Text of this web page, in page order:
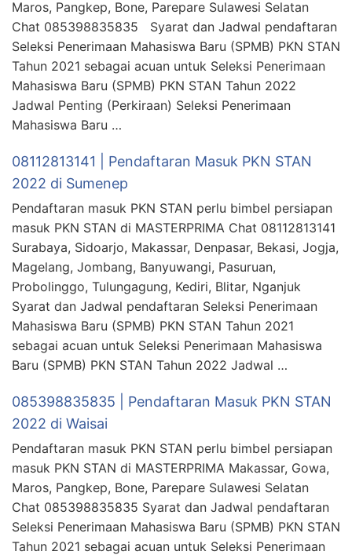
Maros, Pangkep, Bone, Parepare Sulawesi Selatan
Chat 085398835835 Syarat dan Jadwal pendaftaran
Seleksi Penerimaan Mahasiswa Baru (SPMB) PKN STAN
Tahun 2021 sebagai acuan untuk Seleksi Penerimaan
Mahasiswa Baru (SPMB) PKN STAN Tahun 2022
Jadwal Penting (Perkiraan) Seleksi Penerimaan
Mahasiswa Baru …
08112813141 | Pendaftaran Masuk PKN STAN
2022 di Sumenep
Pendaftaran masuk PKN STAN perlu bimbel persiapan
masuk PKN STAN di MASTERPRIMA Chat 08112813141
Surabaya, Sidoarjo, Makassar, Denpasar, Bekasi, Jogja,
Magelang, Jombang, Banyuwangi, Pasuruan,
Probolinggo, Tulungagung, Kediri, Blitar, Nganjuk
Syarat dan Jadwal pendaftaran Seleksi Penerimaan
Mahasiswa Baru (SPMB) PKN STAN Tahun 2021
sebagai acuan untuk Seleksi Penerimaan Mahasiswa
Baru (SPMB) PKN STAN Tahun 2022 Jadwal …
085398835835 | Pendaftaran Masuk PKN STAN
2022 di Waisai
Pendaftaran masuk PKN STAN perlu bimbel persiapan
masuk PKN STAN di MASTERPRIMA Makassar, Gowa,
Maros, Pangkep, Bone, Parepare Sulawesi Selatan
Chat 085398835835 Syarat dan Jadwal pendaftaran
Seleksi Penerimaan Mahasiswa Baru (SPMB) PKN STAN
Tahun 2021 sebagai acuan untuk Seleksi Penerimaan